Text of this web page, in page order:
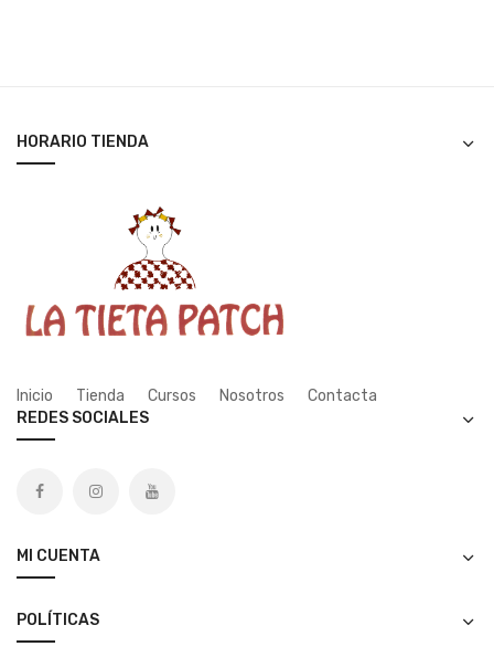
HORARIO TIENDA
Inicio Tienda Cursos Nosotros
Contacta
REDES SOCIALES
MI CUENTA
POLÍTICAS